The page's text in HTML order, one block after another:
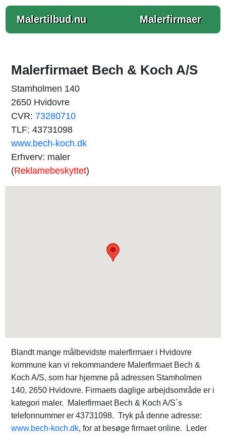
Malertilbud.nu Malerfirmaer
Malerfirmaet Bech & Koch A/S
Stamholmen 140
2650 Hvidovre
CVR: 73280710
TLF: 43731098
www.bech-koch.dk
Erhverv: maler
(Reklamebeskyttet)
Blandt mange målbevidste malerfirmaer i Hvidovre
kommune kan vi rekommandere Malerfirmaet Bech &
Koch A/S, som har hjemme på adressen Stamholmen
140, 2650 Hvidovre. Firmaets daglige arbejdsområde er i
kategori maler. Malerfirmaet Bech & Koch A/S´s
telefonnummer er 43731098. Tryk på denne adresse:
www.bech-koch.dk, for at besøge firmaet online. Leder